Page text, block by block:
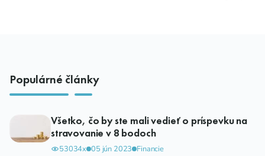
Populárné články
Všetko, čo by ste mali vedieť o príspevku na
stravovanie v 8 bodoch
53034x 05 jún 2023 Financie